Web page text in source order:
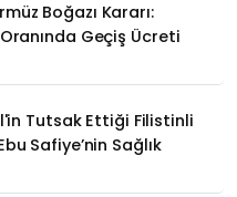
Boğazı Kararı:
Geçiş Ücreti
Tutsak Ettiği Filistinli
Safiye’nin Sağlık